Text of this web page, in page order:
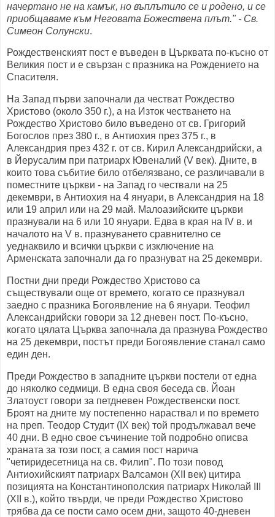
начертано не на камък, но въплътило се и родено, и се
приобщаваме към Неговата Божествена плът." - Св.
Симеон Солунски.
Рождественският пост е въведен в Църквата по-късно от
Великия пост и е свързан с празника на Рождението на
Спасителя.
На Запад първи започнали да честват Рождество
Христово (около 350 г.), а на Изток честването на
Рождество Христово било въведено от св. Григорий
Богослов през 380 г., в Антиохия през 375 г., в
Александрия през 432 г. от св. Кирил Александрийски, а
в Йерусалим при патриарх Ювеналий (V век). Дните, в
които това събитие било отбелязвано, се различавали в
поместните църкви - на Запад го чествали на 25
декември, в Антиохия на 4 януари, в Александрия на 18
или 19 април или на 29 май. Малоазийските църкви
празнували на 6 или 10 януари. Едва в края на IV в. и
началото на V в. празнуването сравнително се
уеднаквило и всички църкви с изключение на
Арменската започнали да го празнуват на 25 декември.
Постни дни преди Рождество Христово са
съществували още от времето, когато се празнувал
заедно с празника Богоявление на 6 януари. Теофил
Александрийски говори за 12 дневен пост. По-късно,
когато цялата Църква започнала да празнува Рождество
на 25 декември, постът преди Богоявление станал само
един ден.
Преди Рождество в западните църкви постели от една
до няколко седмици. В една своя беседа св. Йоан
Златоуст говори за петдневен Рождественски пост.
Броят на дните му постепенно нараствал и по времето
на преп. Теодор Студит (IX век) той продължавал вече
40 дни. В едно свое съчинение той подробно описва
храната за този пост, а самия пост нарича
"четиридесетница на св. Филип". По този повод
Антиохийският патриарх Валсамон (XII век) цитира
позицията на Константинополския патриарх Николай III
(XII в.), който твърди, че преди Рождество Христово
трябва да се пости само осем дни, защото 40-дневен